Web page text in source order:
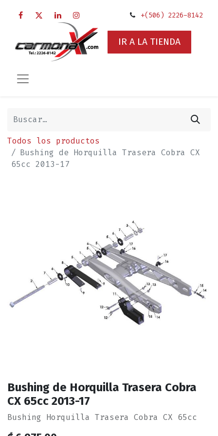
+(506) 2226-8142
IR A LA TIENDA
Todos los productos
Bushing de Horquilla Trasera Cobra CX
65cc 2013-17
Bushing de Horquilla Trasera Cobra
CX 65cc 2013-17
Bushing Horquilla Trasera Cobra CX 65cc